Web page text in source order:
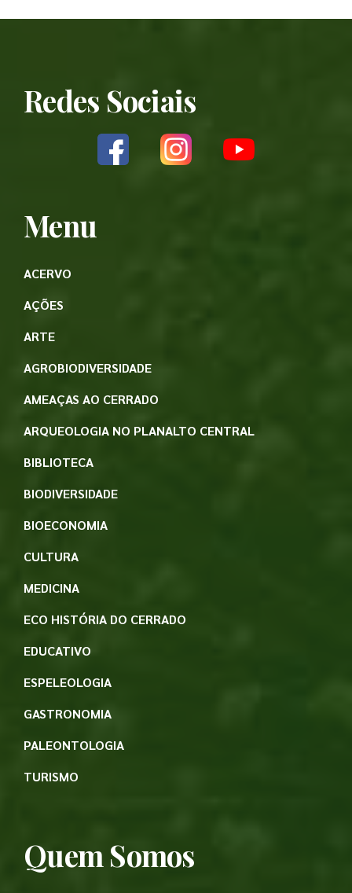
Redes Sociais
Menu
ACERVO
AÇÕES
ARTE
AGROBIODIVERSIDADE
AMEAÇAS AO CERRADO
ARQUEOLOGIA NO PLANALTO CENTRAL
BIBLIOTECA
BIODIVERSIDADE
BIOECONOMIA
CULTURA
MEDICINA
ECO HISTÓRIA DO CERRADO
EDUCATIVO
ESPELEOLOGIA
GASTRONOMIA
PALEONTOLOGIA
TURISMO
Quem Somos